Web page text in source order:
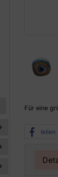
Für eine
teilen